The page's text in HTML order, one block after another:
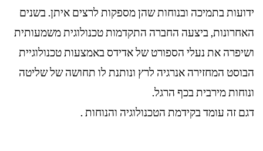
ידועות בתמיכה ובנוחות שהן מספקות לרצים איתן. בשנים
האחרונות, ביצעה החברה התקדמות טכנולוגית משמעותית
ושיפרה את נעלי הספורט של אדידס באמצעות טכנולוגיית
הבוסט המחזירה אנרגיה לרץ ונותנת לו תחושה של שליטה
ונוחות מירבית בכף הרגל.
דגם זה עומד בקידמת הטכנולוגיה והנוחות .